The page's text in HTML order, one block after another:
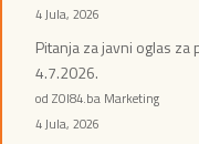
4 Jula, 2026
Pitanja za javni oglas
4.7.2026.
od ZOI84.ba Marketing
4 Jula, 2026